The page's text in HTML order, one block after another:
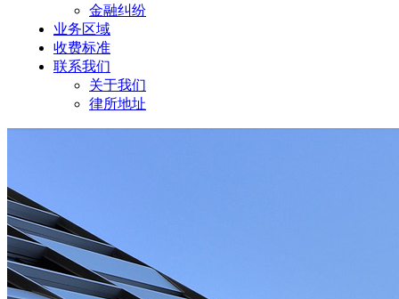
金融纠纷
业务区域
收费标准
联系我们
关于我们
律所地址